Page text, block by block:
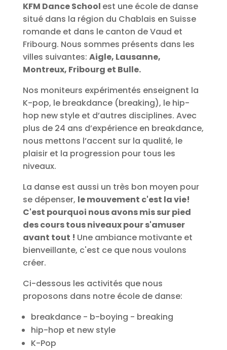
KFM Dance School est une école de danse
situé dans la région du Chablais en Suisse
romande et dans le canton de Vaud et
Fribourg. Nous sommes présents dans les
villes suivantes: Aigle, Lausanne,
Montreux, Fribourg et Bulle.
Nos moniteurs expérimentés enseignent la
K-pop, le breakdance (breaking), le hip-
hop new style et d’autres disciplines. Avec
plus de 24 ans d’expérience en breakdance,
nous mettons l’accent sur la qualité, le
plaisir et la progression pour tous les
niveaux.
La danse est aussi un très bon moyen pour
se dépenser, le mouvement c'est la vie!
C'est pourquoi nous avons mis sur pied
des cours tous niveaux pour s'amuser
avant tout ! Une ambiance motivante et
bienveillante, c'est ce que nous voulons
créer.
Ci-dessous les activités que nous
proposons dans notre école de danse:
breakdance - b-boying - breaking
hip-hop et new style
K-Pop